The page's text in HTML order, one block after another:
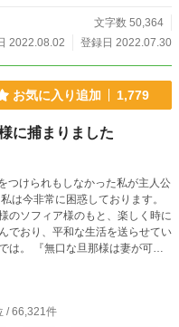
けましたら幸いです。文字数 50,364
2022.08.02
登録日 2022.07.30
お気に入り追加 1,779
に捕まりました
のソフィア様のもと、楽しく時に
でおり、平和な生活を送らせてい
/ 66,321件